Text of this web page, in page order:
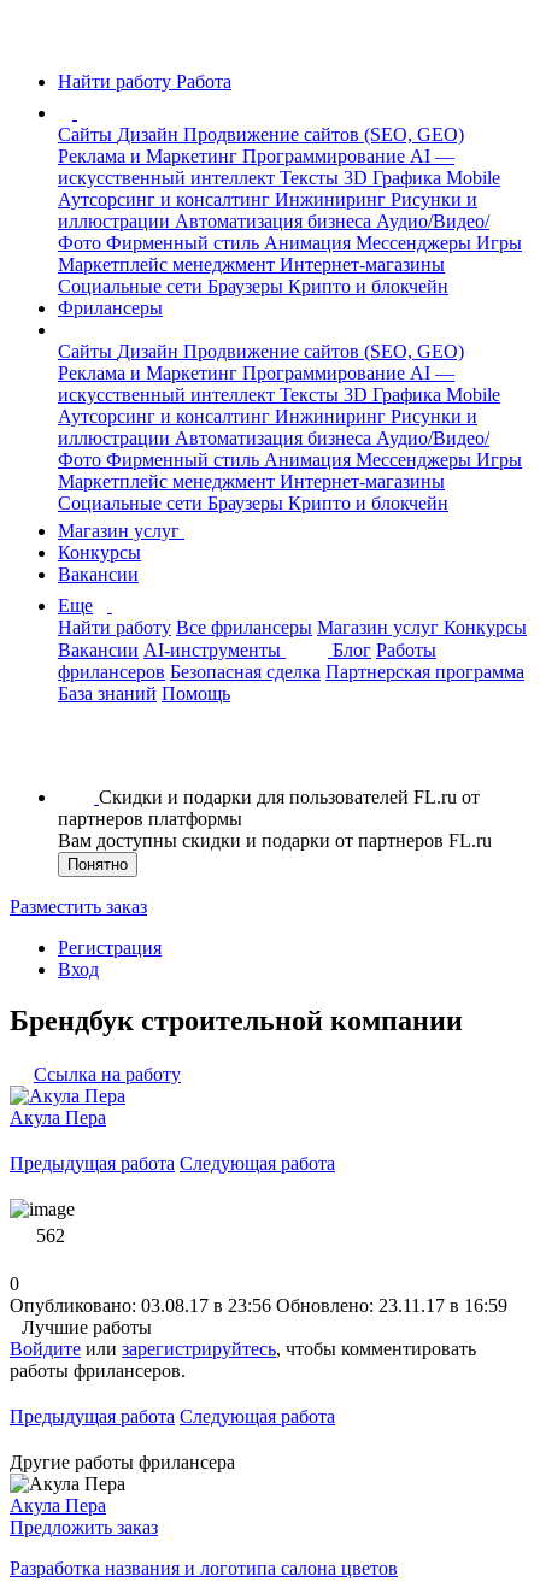
Найти работу Работа
Сайты Дизайн Продвижение сайтов (SEO, GEO)
Реклама и Маркетинг Программирование AI —
искусственный интеллект Тексты 3D Графика Mobile
Аутсорсинг и консалтинг Инжиниринг Рисунки и
иллюстрации Автоматизация бизнеса Аудио/Видео/
Фото Фирменный стиль Анимация Мессенджеры Игры
Маркетплейс менеджмент Интернет-магазины
Социальные сети Браузеры Крипто и блокчейн
Фрилансеры
Сайты Дизайн Продвижение сайтов (SEO, GEO)
Реклама и Маркетинг Программирование AI —
искусственный интеллект Тексты 3D Графика Mobile
Аутсорсинг и консалтинг Инжиниринг Рисунки и
иллюстрации Автоматизация бизнеса Аудио/Видео/
Фото Фирменный стиль Анимация Мессенджеры Игры
Маркетплейс менеджмент Интернет-магазины
Социальные сети Браузеры Крипто и блокчейн
Магазин услуг
Конкурсы
Вакансии
Еще
Найти работу Все фрилансеры Магазин услуг Конкурсы
Вакансии AI-инструменты Блог Работы
фрилансеров Безопасная сделка Партнерская программа
База знаний Помощь
Скидки и подарки для пользователей FL.ru от
партнеров платформы
Вам доступны скидки и подарки от партнеров FL.ru
Понятно
Разместить заказ
Регистрация
Вход
Брендбук строительной компании
Ссылка на работу
Акула Пера
Предыдущая работа Следующая работа
562
0
Опубликовано: 03.08.17 в 23:56 Обновлено: 23.11.17 в 16:59
Лучшие работы
Войдите или зарегистрируйтесь, чтобы комментировать
работы фрилансеров.
Предыдущая работа Следующая работа
Другие работы фрилансера
Акула Пера
Предложить заказ
Разработка названия и логотипа салона цветов